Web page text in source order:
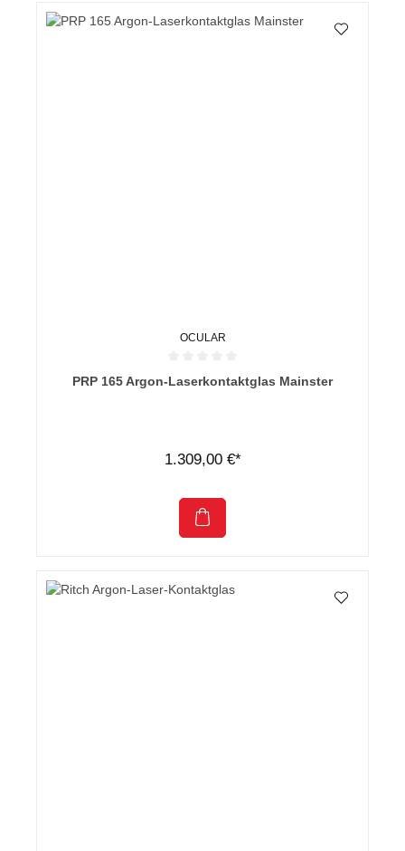
OCULAR
Durchschnittliche Bewertung von 0 von 5 Sternen
PRP 165 Argon-Laserkontaktglas Mainster
1.309,00 €*